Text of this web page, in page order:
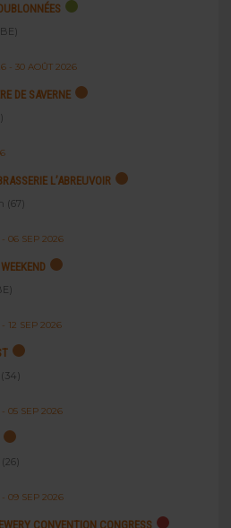
- 30 AOÛT 2026
DE SAVERNE
L’ABREUVOIR
(67)
06 SEP 2026
12 SEP 2026
05 SEP 2026
09 SEP 2026
CONVENTION CONGRESS